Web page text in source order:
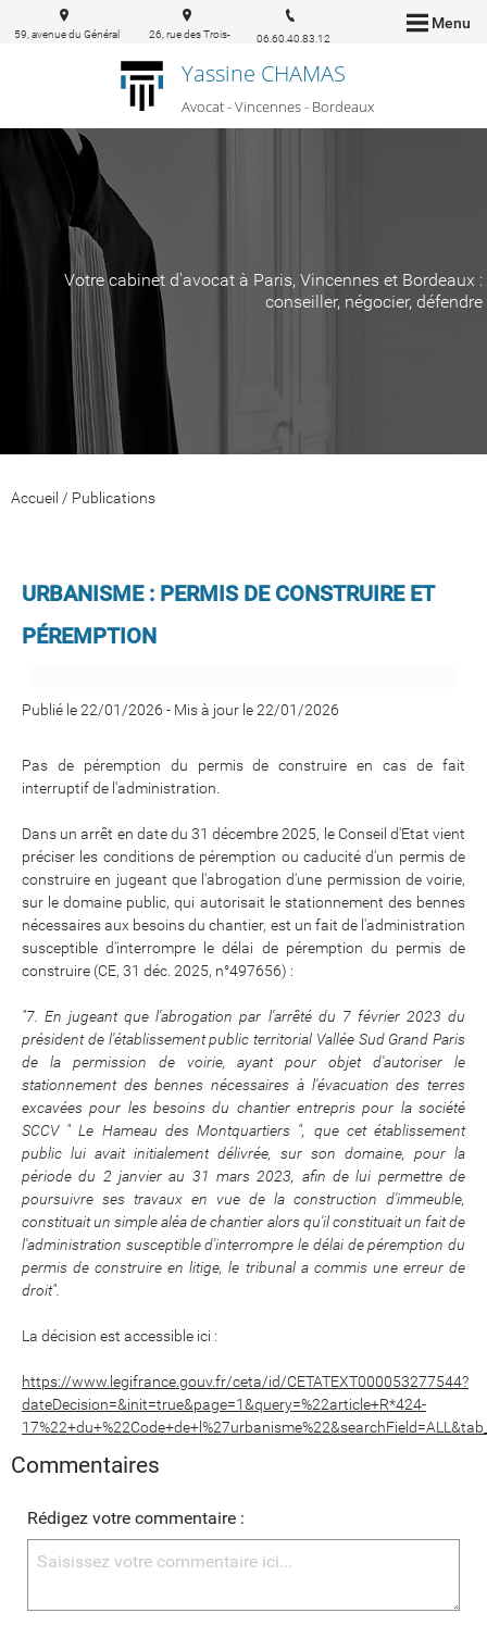
Menu
Yassine CHAMAS
Avocat - Vincennes - Bordeaux
59, avenue du Général
26, rue des Trois-
Bordeaux
06.60.40.83.12
Votre cabinet d'avocat à Paris, Vincennes et Bordeaux :
conseiller, négocier, défendre
Accueil / Publications
URBANISME : PERMIS DE CONSTRUIRE ET
PÉREMPTION
Publié le 22/01/2026 - Mis à jour le 22/01/2026
Pas de péremption du permis de construire en cas de fait
interruptif de l'administration.
Dans un arrêt en date du 31 décembre 2025, le Conseil d'Etat vient
préciser les conditions de péremption ou caducité d'un permis de
construire en jugeant que l'abrogation d'une permission de voirie,
sur le domaine public, qui autorisait le stationnement des bennes
nécessaires aux besoins du chantier, est un fait de l'administration
susceptible d'interrompre le délai de péremption du permis de
construire (CE, 31 déc. 2025, n°497656) :
"7. En jugeant que l'abrogation par l'arrêté du 7 février 2023 du
président de l'établissement public territorial Vallée Sud Grand Paris
de la permission de voirie, ayant pour objet d'autoriser le
stationnement des bennes nécessaires à l'évacuation des terres
excavées pour les besoins du chantier entrepris pour la société
SCCV " Le Hameau des Montquartiers ", que cet établissement
public lui avait initialement délivrée, sur son domaine, pour la
période du 2 janvier au 31 mars 2023, afin de lui permettre de
poursuivre ses travaux en vue de la construction d'immeuble,
constituait un simple aléa de chantier alors qu'il constituait un fait de
l'administration susceptible d'interrompre le délai de péremption du
permis de construire en litige, le tribunal a commis une erreur de
droit".
La décision est accessible ici :
https://www.legifrance.gouv.fr/ceta/id/CETATEXT000053277544?
dateDecision=&init=true&page=1&query=%22article+R*424-
Commentaires
Rédigez votre commentaire :